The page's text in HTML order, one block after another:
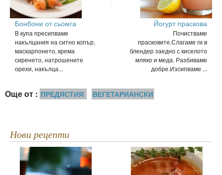
Бонбони от сьомга
В купа пресипваме
накълцания на ситно копър,
маскарпонето, крема
сиренето, натрошените
орехи, накълца...
Йогурт праскова
Почистваме
прасковите.Слагаме ги в
блендер заедно с киселото
мляко и меда. Разбиваме
добре.Изсипваме ...
Още от : ПРЕДЯСТИЯ ВЕГЕТАРИАНСКИ
Нови рецепти